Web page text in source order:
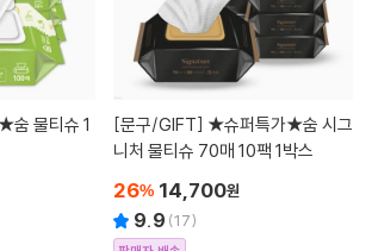
[문구/GIFT]
니처 물티슈 70매 10팩 1박스
26% 14,700원
9.9 (17)